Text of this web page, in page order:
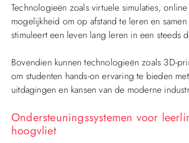
Technologieën zoals virtuele simulaties,
mogelijkheid om op afstand te leren en
stimuleert een leven lang leren in een steeds
Bovendien kunnen technologieën zoals 3D-
om studenten hands-on ervaring te bieden
uitdagingen en kansen van de moderne
Ondersteuningssystemen voor
hoogvliet